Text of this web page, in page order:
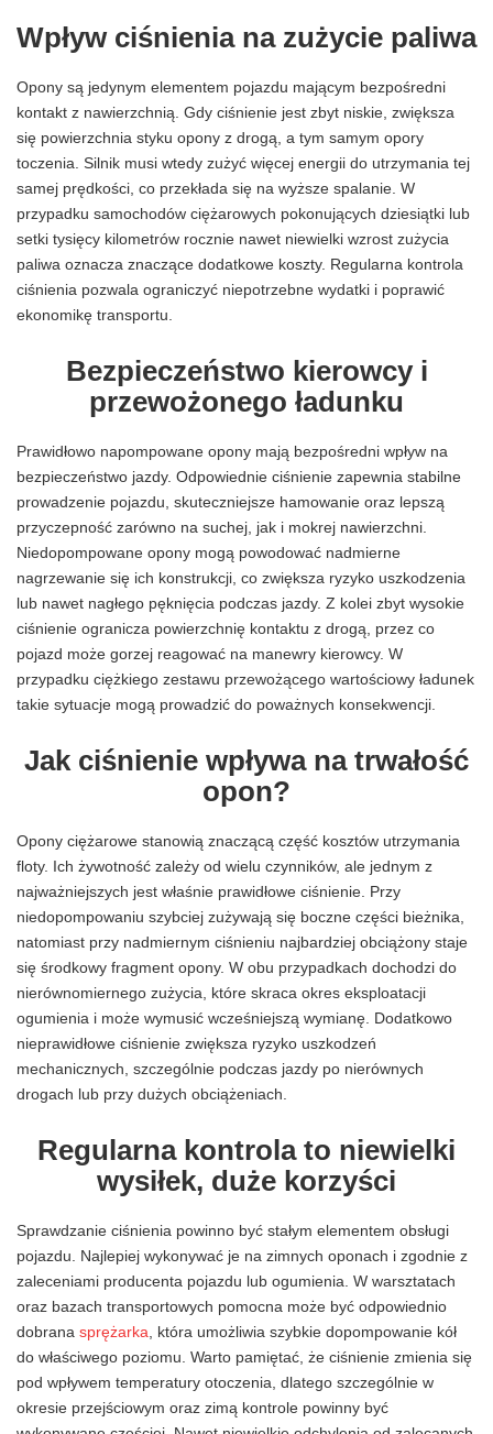
Wpływ ciśnienia na zużycie paliwa
Opony są jedynym elementem pojazdu mającym bezpośredni
kontakt z nawierzchnią. Gdy ciśnienie jest zbyt niskie, zwiększa
się powierzchnia styku opony z drogą, a tym samym opory
toczenia. Silnik musi wtedy zużyć więcej energii do utrzymania tej
samej prędkości, co przekłada się na wyższe spalanie. W
przypadku samochodów ciężarowych pokonujących dziesiątki lub
setki tysięcy kilometrów rocznie nawet niewielki wzrost zużycia
paliwa oznacza znaczące dodatkowe koszty. Regularna kontrola
ciśnienia pozwala ograniczyć niepotrzebne wydatki i poprawić
ekonomikę transportu.
Bezpieczeństwo kierowcy i
przewożonego ładunku
Prawidłowo napompowane opony mają bezpośredni wpływ na
bezpieczeństwo jazdy. Odpowiednie ciśnienie zapewnia stabilne
prowadzenie pojazdu, skuteczniejsze hamowanie oraz lepszą
przyczepność zarówno na suchej, jak i mokrej nawierzchni.
Niedopompowane opony mogą powodować nadmierne
nagrzewanie się ich konstrukcji, co zwiększa ryzyko uszkodzenia
lub nawet nagłego pęknięcia podczas jazdy. Z kolei zbyt wysokie
ciśnienie ogranicza powierzchnię kontaktu z drogą, przez co
pojazd może gorzej reagować na manewry kierowcy. W
przypadku ciężkiego zestawu przewożącego wartościowy ładunek
takie sytuacje mogą prowadzić do poważnych konsekwencji.
Jak ciśnienie wpływa na trwałość
opon?
Opony ciężarowe stanowią znaczącą część kosztów utrzymania
floty. Ich żywotność zależy od wielu czynników, ale jednym z
najważniejszych jest właśnie prawidłowe ciśnienie. Przy
niedopompowaniu szybciej zużywają się boczne części bieżnika,
natomiast przy nadmiernym ciśnieniu najbardziej obciążony staje
się środkowy fragment opony. W obu przypadkach dochodzi do
nierównomiernego zużycia, które skraca okres eksploatacji
ogumienia i może wymusić wcześniejszą wymianę. Dodatkowo
nieprawidłowe ciśnienie zwiększa ryzyko uszkodzeń
mechanicznych, szczególnie podczas jazdy po nierównych
drogach lub przy dużych obciążeniach.
Regularna kontrola to niewielki
wysiłek, duże korzyści
Sprawdzanie ciśnienia powinno być stałym elementem obsługi
pojazdu. Najlepiej wykonywać je na zimnych oponach i zgodnie z
zaleceniami producenta pojazdu lub ogumienia. W warsztatach
oraz bazach transportowych pomocna może być odpowiednio
dobrana sprężarka, która umożliwia szybkie dopompowanie kół
do właściwego poziomu. Warto pamiętać, że ciśnienie zmienia się
pod wpływem temperatury otoczenia, dlatego szczególnie w
okresie przejściowym oraz zimą kontrole powinny być